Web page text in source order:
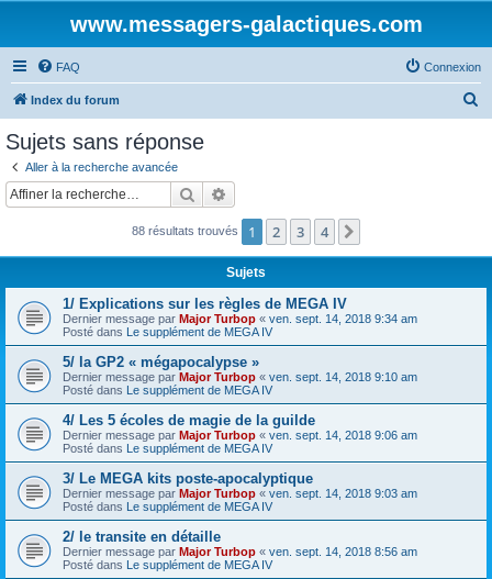
www.messagers-galactiques.com
FAQ Connexion
Index du forum
c
Sujets sans réponse
Aller à la recherche avancée
Rechercher
88 résultats trouvés 1 2 3 4
Sujets
1/ Explications sur les règles de MEGA IV
Dernier message par Major Turbop « ven. sept. 14, 2018 9:34 am
Posté dans Le supplément de MEGA IV
5/ la GP2 « mégapocalypse »
Dernier message par Major Turbop « ven. sept. 14, 2018 9:10 am
Posté dans Le supplément de MEGA IV
4/ Les 5 écoles de magie de la guilde
Dernier message par Major Turbop « ven. sept. 14, 2018 9:06 am
Posté dans Le supplément de MEGA IV
3/ Le MEGA kits poste-apocalyptique
Dernier message par Major Turbop « ven. sept. 14, 2018 9:03 am
Posté dans Le supplément de MEGA IV
2/ le transite en détaille
Dernier message par Major Turbop « ven. sept. 14, 2018 8:56 am
Posté dans Le supplément de MEGA IV